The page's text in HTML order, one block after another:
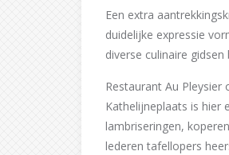
Een extra
duidelijke expressie
diverse culinaire
Restaurant Au
Kathelijneplaats is hier
lambriseringen,
lederen tafellopers